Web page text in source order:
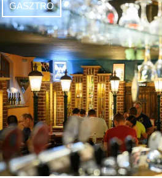
GASZTRO